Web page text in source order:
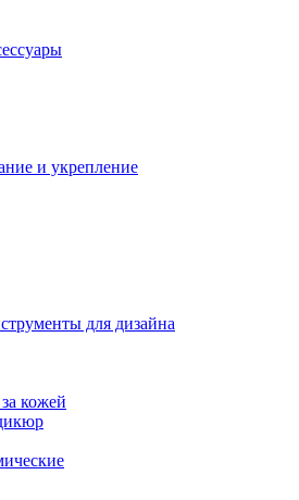
и укрепление
для дизайна
кожей